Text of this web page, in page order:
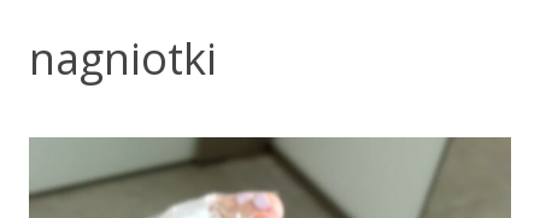
nagniotki